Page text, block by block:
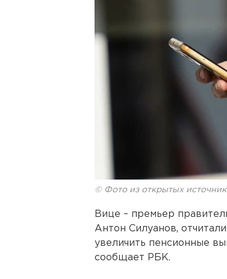
© Фото из открытых
Вице – премьер
Антон Силуанов,
увеличить пенсионные
сообщает РБК.